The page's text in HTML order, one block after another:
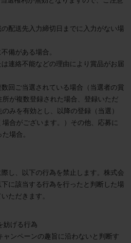
配送先入力締切日までに入力がない場
備がある場合。
連絡不能などの理由により賞品がお届
回ご当選されている場合（当選者の賞
が複数登録された場合、登録いただ
みを有効とし、以降の登録（当選）
合がございます。）その他、応募に
場合。
し、以下の行為を禁止します。株式会
に該当する行為を行ったと判断した場
ただきます。
妨げる行為
ャンペーンの趣旨に沿わないと判断す